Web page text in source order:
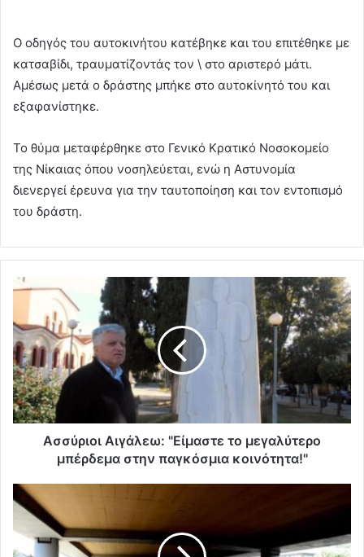
Ο οδηγός του αυτοκινήτου κατέβηκε και του επιτέθηκε με
κατσαβίδι, τραυματίζοντάς τον \ στο αριστερό μάτι.
Αμέσως μετά ο δράστης μπήκε στο αυτοκίνητό του και
εξαφανίστηκε.
Το θύμα μεταφέρθηκε στο Γενικό Κρατικό Νοσοκομείο
της Νίκαιας όπου νοσηλεύεται, ενώ η Αστυνομία
διενεργεί έρευνα για την ταυτοποίηση και τον εντοπισμό
του δράστη.
Ασσύριοι Αιγάλεω: "Είμαστε το μεγαλύτερο
μπέρδεμα στην παγκόσμια κοινότητα!"